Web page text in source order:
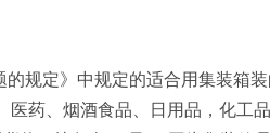
规定》中规定的适合用集装箱
医药、烟酒食品、日用品，化工